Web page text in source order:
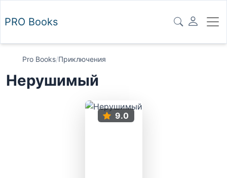
PRO Books
Pro Books/Приключения
Нерушимый
9.0